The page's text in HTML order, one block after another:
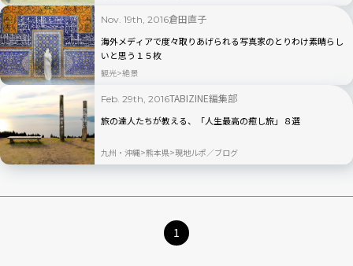
Nov. 19th, 2016倉田直子
海外メディアで度々取りあげられる写真家のとりわけ素晴らし
いと思う１５枚
観光 絶景
Feb. 29th, 2016TABIZINE編集部
旅の達人たちが教える、「人生最高の癒し旅」８選
九州・沖縄 熊本県 現地ルポ／ブログ
1